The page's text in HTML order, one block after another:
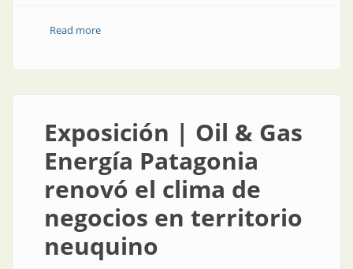
Read moreabout Industria argentina en la vía pública
Exposición | Oil & Gas
Energía Patagonia
renovó el clima de
negocios en territorio
neuquino